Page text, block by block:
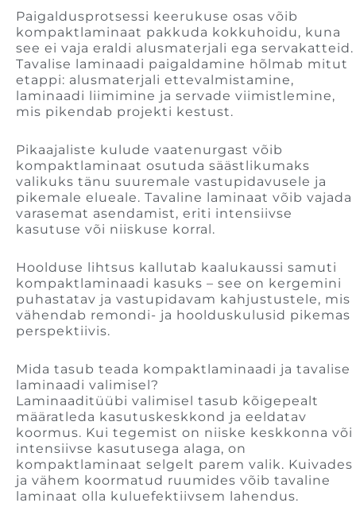
Paigaldusprotsessi keerukuse osas võib
kompaktlaminaat pakkuda kokkuhoidu, kuna
see ei vaja eraldi alusmaterjali ega servakatteid.
Tavalise laminaadi paigaldamine hõlmab mitut
etappi: alusmaterjali ettevalmistamine,
laminaadi liimimine ja servade viimistlemine,
mis pikendab projekti kestust.
Pikaajaliste kulude vaatenurgast võib
kompaktlaminaat osutuda säästlikumaks
valikuks tänu suuremale vastupidavusele ja
pikemale elueale. Tavaline laminaat võib vajada
varasemat asendamist, eriti intensiivse
kasutuse või niiskuse korral.
Hoolduse lihtsus kallutab kaalukaussi samuti
kompaktlaminaadi kasuks – see on kergemini
puhastatav ja vastupidavam kahjustustele, mis
vähendab remondi- ja hoolduskulusid pikemas
perspektiivis.
Mida tasub teada kompaktlaminaadi ja tavalise
laminaadi valimisel?
Laminaaditüübi valimisel tasub kõigepealt
määratleda kasutuskeskkond ja eeldatav
koormus. Kui tegemist on niiske keskkonna või
intensiivse kasutusega alaga, on
kompaktlaminaat selgelt parem valik. Kuivades
ja vähem koormatud ruumides võib tavaline
laminaat olla kuluefektiivsem lahendus.